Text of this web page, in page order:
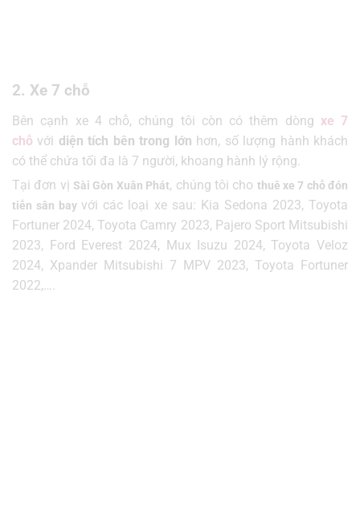
2. Xe 7 chỗ
Bên cạnh xe 4 chỗ, chúng tôi còn có thêm dòng xe 7
chỗ với diện tích bên trong lớn hơn, số lượng hành khách
có thể chứa tối đa là 7 người, khoang hành lý rộng.
Tại đơn vị Sài Gòn Xuân Phát, chúng tôi cho thuê xe 7 chỗ đón
tiễn sân bayvới các loại xe sau: Kia Sedona 2023, Toyota
Fortuner 2024, Toyota Camry 2023, Pajero Sport Mitsubishi
2023, Ford Everest 2024, Mux Isuzu 2024, Toyota Veloz
2024, Xpander Mitsubishi 7 MPV 2023, Toyota Fortuner
2022,….